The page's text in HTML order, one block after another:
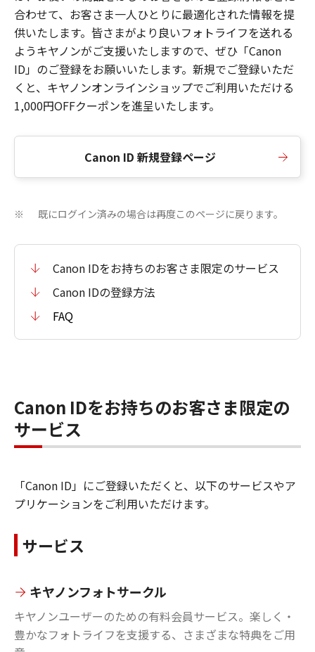
合わせて、お客さま一人ひとりに最適化された情報を提
供いたします。皆さまがより良いフォトライフを送れる
ようキヤノンがご支援いたしますので、ぜひ「Canon
ID」のご登録をお願いいたします。新規でご登録いただ
くと、キヤノンオンラインショップでご利用いただける
1,000円OFFクーポンを進呈いたします。
Canon ID 新規登録ページ
※ 既にログイン済みの場合は再度このページに戻ります。
Canon IDをお持ちのお客さま限定のサービス
Canon IDの登録方法
FAQ
Canon IDをお持ちのお客さま限定の
サービス
「Canon ID」にご登録いただくと、以下のサービスやア
プリケーションをご利用いただけます。
サービス
キヤノンフォトサークル
キヤノンユーザーのための有料会員サービス。楽しく・
豊かなフォトライフを支援する、さまざまな特典をご用